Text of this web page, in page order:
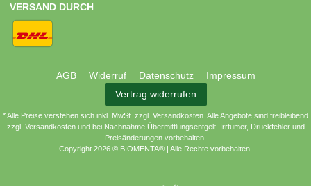
VERSAND DURCH
AGB Widerruf Datenschutz
Impressum
Vertrag widerrufen
* Alle Preise verstehen sich inkl. MwSt. zzgl. Versandkosten. Alle Angebote sind freibleibend
zzgl. Versandkosten und bei Nachnahme Übermittlungsentgelt. Irrtümer, Druckfehler und
Preisänderungen vorbehalten.
Copyright 2026 © BIOMENTA® | Alle Rechte vorbehalten.